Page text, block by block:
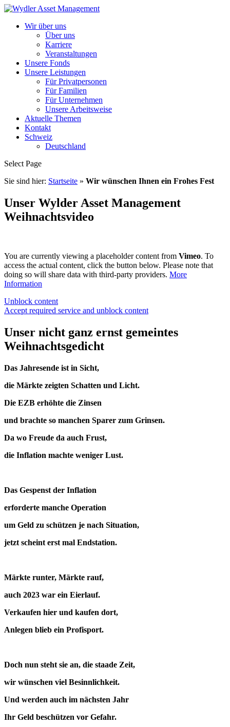
Wir über uns
Über uns
Karriere
Veranstaltungen
Unsere Fonds
Unsere Leistungen
Für Privatpersonen
Für Familien
Für Unternehmen
Unsere Arbeitsweise
Aktuelle Themen
Kontakt
Schweiz
Deutschland
Select Page
Sie sind hier: Startseite » Wir wünschen Ihnen ein Frohes Fest
Unser Wylder Asset Management
Weihnachtsvideo
You are currently viewing a placeholder content from Vimeo. To
access the actual content, click the button below. Please note that
doing so will share data with third-party providers. More
Information
Unblock content
Accept required service and unblock content
Unser nicht ganz ernst gemeintes
Weihnachtsgedicht
Das Jahresende ist in Sicht,
die Märkte zeigten Schatten und Licht.
Die EZB erhöhte die Zinsen
und brachte so manchen Sparer zum Grinsen.
Da wo Freude da auch Frust,
die Inflation machte weniger Lust.
Das Gespenst der Inflation
erforderte manche Operation
um Geld zu schützen je nach Situation,
jetzt scheint erst mal Endstation.
Märkte runter, Märkte rauf,
auch 2023 war ein Eierlauf.
Verkaufen hier und kaufen dort,
Anlegen blieb ein Profisport.
Doch nun steht sie an, die staade Zeit,
wir wünschen viel Besinnlichkeit.
Und werden auch im nächsten Jahr
Ihr Geld beschützen vor Gefahr.